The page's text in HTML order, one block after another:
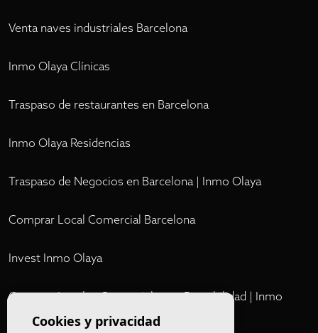
Venta naves industriales Barcelona
Inmo Olaya Clínicas
Traspaso de restaurantes en Barcelona
Inmo Olaya Residencias
Traspaso de Negocios en Barcelona | Inmo Olaya
Comprar Local Comercial Barcelona
Invest Inmo Olaya
Comprar Locales Comerciales en Rentabilidad | Inmo
OlayaCookies y privacidad